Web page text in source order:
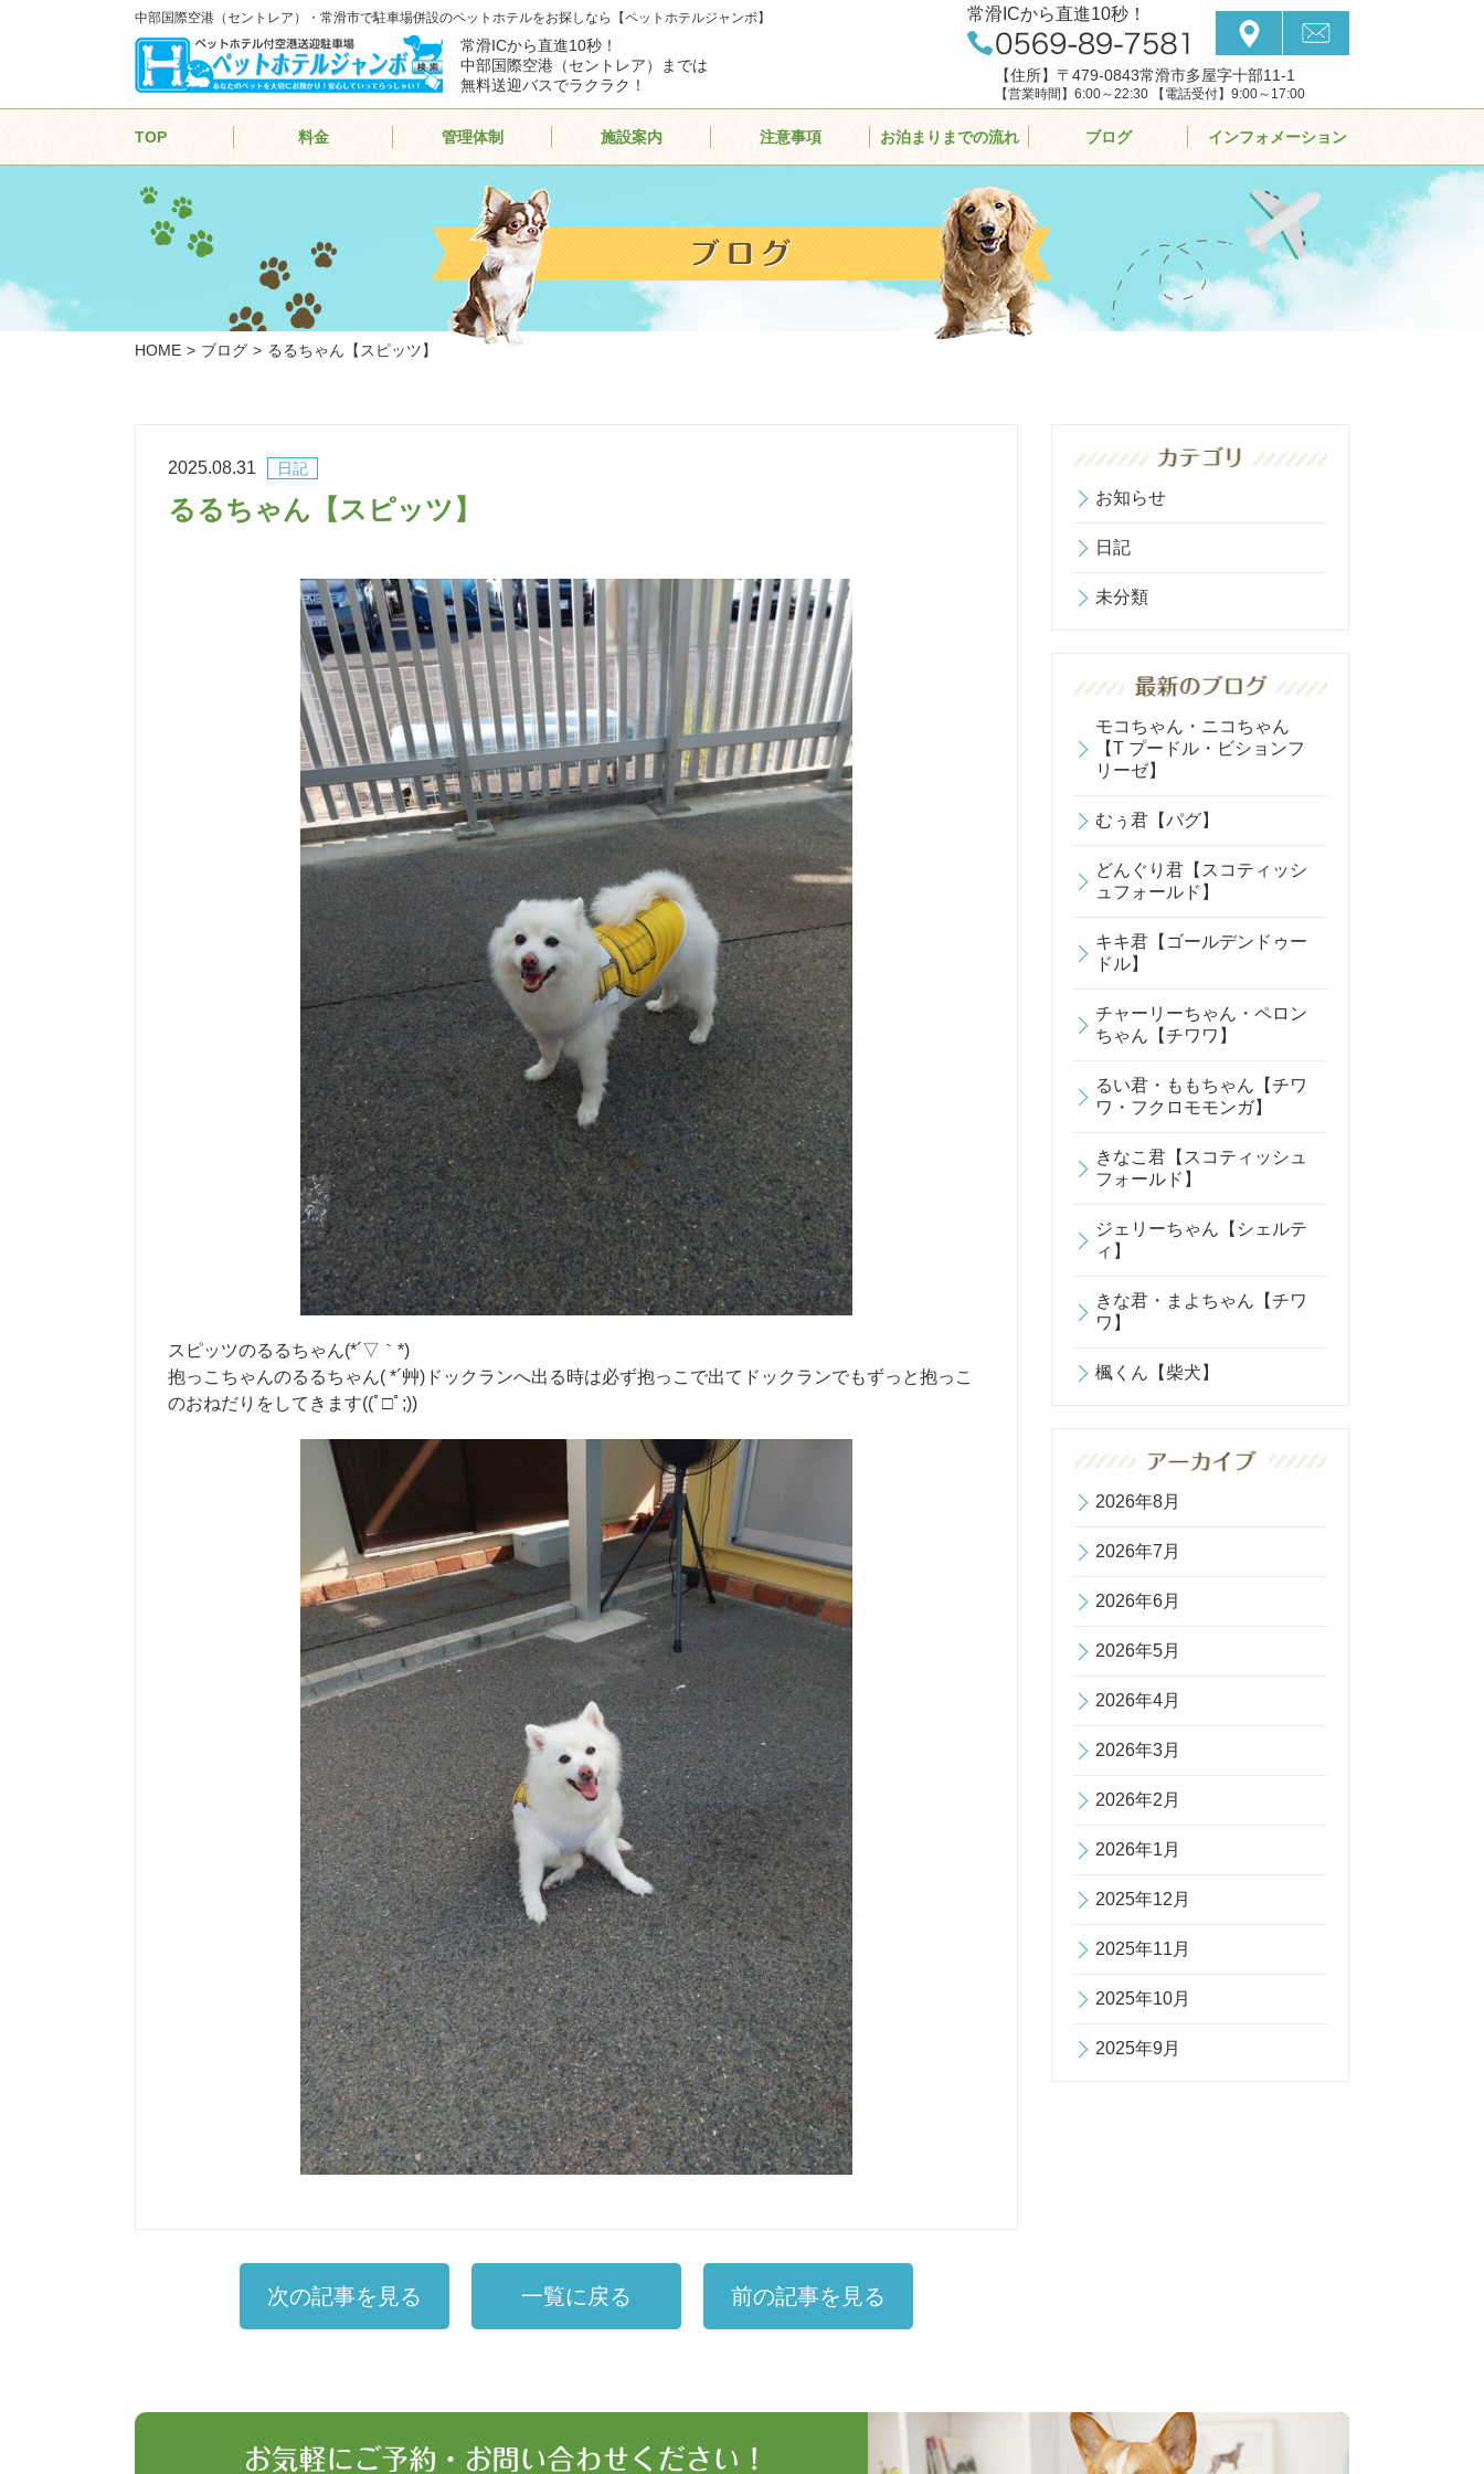
中部国際空港（セントレア）・常滑市で駐車場併設のペットホテルをお探しなら【ペットホテルジャンボ】
常滑ICから直進10秒！
中部国際空港（セントレア）までは
無料送迎バスでラクラク！
常滑ICから直進10秒！
【住所】〒479-0843常滑市多屋字十部11-1
【営業時間】6:00～22:30 【電話受付】9:00～17:00
TOP 料金 管理体制 施設案内 注意事項 お泊まりまでの流れ ブログ インフォメーション
HOME ブログ るるちゃん【スピッツ】
日記
2025.08.31
るるちゃん【スピッツ】
スピッツのるるちゃん(*´▽｀*)
抱っこちゃんのるるちゃん( *´艸)ドックランへ出る時は必ず抱っこで出てドックランでもずっと抱っこ
のおねだりをしてきます((ﾟ□ﾟ;))
次の記事を見る 一覧に戻る 前の記事を見る
お知らせ
日記
未分類
モコちゃん・ニコちゃん
【T プードル・ビションフ
リーゼ】
むぅ君【パグ】
どんぐり君【スコティッシ
ュフォールド】
キキ君【ゴールデンドゥー
ドル】
チャーリーちゃん・ペロン
ちゃん【チワワ】
るい君・ももちゃん【チワ
ワ・フクロモモンガ】
きなこ君【スコティッシュ
フォールド】
ジェリーちゃん【シェルテ
ィ】
きな君・まよちゃん【チワ
ワ】
楓くん【柴犬】
2026年8月
2026年7月
2026年6月
2026年5月
2026年4月
2026年3月
2026年2月
2026年1月
2025年12月
2025年11月
2025年10月
2025年9月